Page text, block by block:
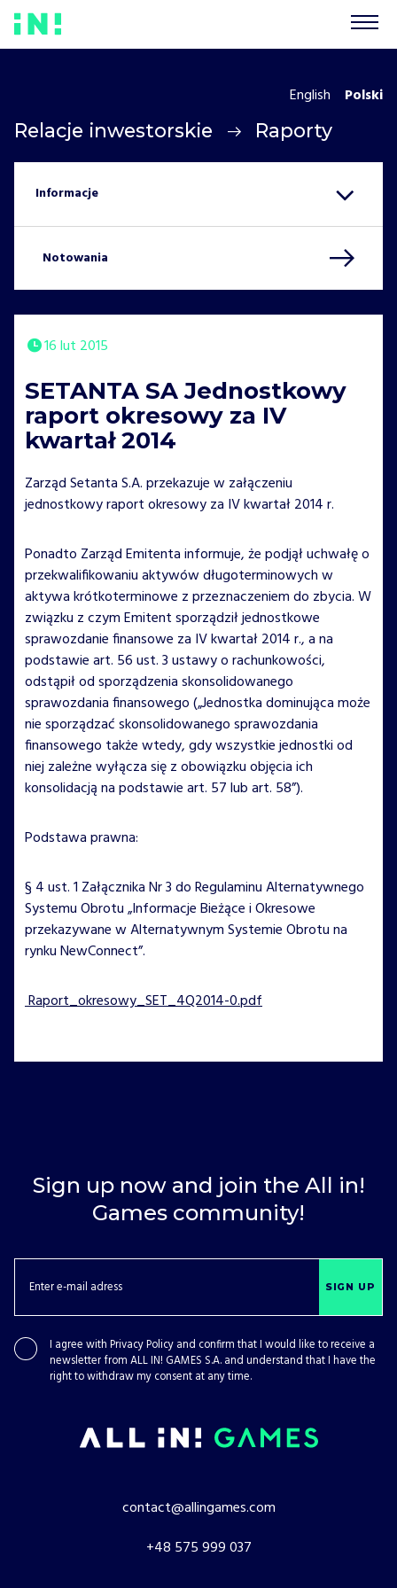
Relacje inwestorskie Raporty
English Polski
Notowania
16 lut 2015
SETANTA SA Jednostkowy
raport okresowy za IV
kwartał 2014
Zarząd Setanta S.A. przekazuje w załączeniu
jednostkowy raport okresowy za IV kwartał 2014 r.
Ponadto Zarząd Emitenta informuje, że podjął uchwałę o
przekwalifikowaniu aktywów długoterminowych w
aktywa krótkoterminowe z przeznaczeniem do zbycia. W
związku z czym Emitent sporządził jednostkowe
sprawozdanie finansowe za IV kwartał 2014 r., a na
podstawie art. 56 ust. 3 ustawy o rachunkowości,
odstąpił od sporządzenia skonsolidowanego
sprawozdania finansowego („Jednostka dominująca może
nie sporządzać skonsolidowanego sprawozdania
finansowego także wtedy, gdy wszystkie jednostki od
niej zależne wyłącza się z obowiązku objęcia ich
konsolidacją na podstawie art. 57 lub art. 58”).
Podstawa prawna:
§ 4 ust. 1 Załącznika Nr 3 do Regulaminu Alternatywnego
Systemu Obrotu „Informacje Bieżące i Okresowe
przekazywane w Alternatywnym Systemie Obrotu na
rynku NewConnect”.
Raport_okresowy_SET_4Q2014-0.pdf
Sign up now and join the All in!
Games community!
SIGN UP
I agree with Privacy Policy and confirm that I would like to receive a
newsletter from ALL IN! GAMES S.A. and understand that I have the
right to withdraw my consent at any time.
contact@allingames.com
+48 575 999 037